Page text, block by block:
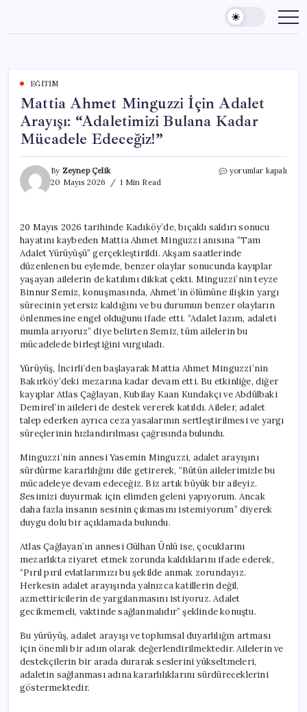
content
EĞITIM
Mattia Ahmet Minguzzi İçin Adalet
Arayışı: “Adaletimizi Bulana Kadar
Mücadele Edeceğiz!”
By Zeynep Çelik
20 Mayıs 2026
1 Min Read
Mattia
Arayışı:
“Adaletimizi
Bulana
Kadar
Mücadele
Edeceğiz!”
için
yorumlar kapalı
20 Mayıs 2026 tarihinde Kadıköy’de, bıçaklı saldırı sonucu
hayatını kaybeden Mattia Ahmet Minguzzi anısına “Tam
Adalet Yürüyüşü” gerçekleştirildi. Akşam saatlerinde
düzenlenen bu eylemde, benzer olaylar sonucunda kayıplar
yaşayan ailelerin de katılımı dikkat çekti. Minguzzi’nin teyze
Binnur Semiz, konuşmasında, Ahmet’in ölümüne ilişkin yargı
sürecinin yetersiz kaldığını ve bu durumun benzer olayların
önlenmesine engel olduğunu ifade etti. “Adalet lazım, adaleti
mumla arıyoruz” diye belirten Semiz, tüm ailelerin bu
mücadelede birleştiğini vurguladı.
Yürüyüş, İncirli’den başlayarak Mattia Ahmet Minguzzi’nin
Bakırköy’deki mezarına kadar devam etti. Bu etkinliğe, diğer
kayıplar Atlas Çağlayan, Kubilay Kaan Kundakçı ve Abdülbaki
Demirel’in aileleri de destek vererek katıldı. Aileler, adalet
talep ederken ayrıca ceza yasalarının sertleştirilmesi ve yargı
süreçlerinin hızlandırılması çağrısında bulundu.
Minguzzi’nin annesi Yasemin Minguzzi, adalet arayışını
sürdürme kararlılığını dile getirerek, “Bütün ailelerimizle bu
mücadeleye devam edeceğiz. Biz artık büyük bir aileyiz.
Sesimizi duyurmak için elimden geleni yapıyorum. Ancak
daha fazla insanın sesinin çıkmasını istemiyorum” diyerek
duygu dolu bir açıklamada bulundu.
Atlas Çağlayan’ın annesi Gülhan Ünlü ise, çocuklarını
mezarlıkta ziyaret etmek zorunda kaldıklarını ifade ederek,
“Pırıl pırıl evlatlarımızı bu şekilde anmak zorundayız.
Herkesin adalet arayışında yalnızca katillerin değil,
azmettiricilerin de yargılanmasını istiyoruz. Adalet
gecikmemeli, vaktinde sağlanmalıdır” şeklinde konuştu.
Bu yürüyüş, adalet arayışı ve toplumsal duyarlılığın artması
için önemli bir adım olarak değerlendirilmektedir. Ailelerin ve
destekçilerin bir arada durarak seslerini yükseltmeleri,
adaletin sağlanması adına kararlılıklarını sürdüreceklerini
göstermektedir.